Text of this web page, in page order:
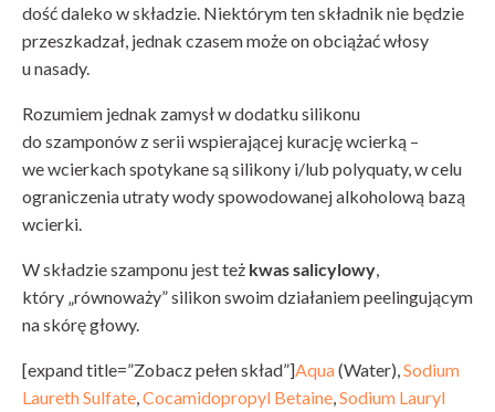
dość daleko w składzie. Niektórym ten składnik nie będzie
przeszkadzał, jednak czasem może on obciążać włosy
u nasady.
Rozumiem jednak zamysł w dodatku silikonu
do szamponów z serii wspierającej kurację wcierką –
we wcierkach spotykane są silikony i/lub polyquaty, w celu
ograniczenia utraty wody spowodowanej alkoholową bazą
wcierki.
W składzie szamponu jest też kwas salicylowy
który „równoważy” silikon swoim działaniem peelingującym
na skórę głowy.
[expand title=”Zobacz pełen skład”]Aqua(Water), Sodium
Laureth Sulfate Cocamidopropyl Betaine Sodium Lauryl